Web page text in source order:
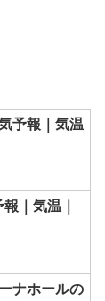
予報｜気温
｜気温｜
ナホールの